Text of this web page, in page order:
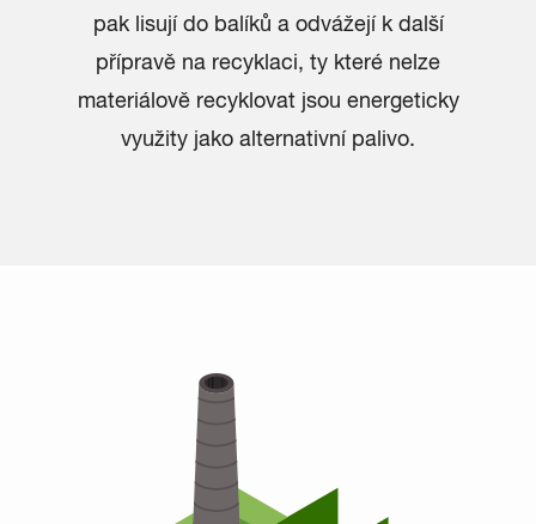
pak lisují do balíků a odvážejí k další
přípravě na recyklaci, ty které nelze
materiálově recyklovat jsou energeticky
využity jako alternativní palivo.